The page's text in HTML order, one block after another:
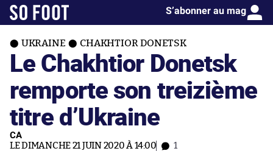
S’abonner au mag
UKRAINE CHAKHTIOR DONETSK
Le Chakhtior Donetsk
remporte son treizième
titre d’Ukraine
CA
LE DIMANCHE 21 JUIN 2020 À 14:00 1